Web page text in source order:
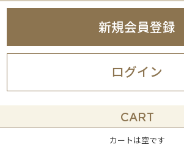
ログイン
新規会員登録
CART
カートは空です